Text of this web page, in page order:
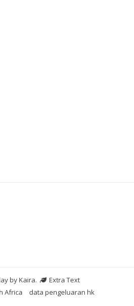
byKaira.
Extra Text
Africa
data pengeluaran hk